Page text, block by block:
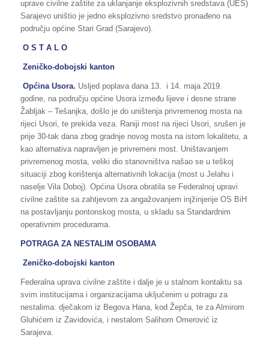
uprave civilne zaštite za uklanjanje eksplozivnih sredstava (UES)
Sarajevo uništio je jedno eksplozivno sredstvo pronađeno na
području općine Stari Grad (Sarajevo).
O S T A L O
Zeničko-dobojski kanton
Općina Usora. Usljed poplava dana 13. i 14. maja 2019.
godine, na području općine Usora između lijeve i desne strane
Žabljak – Tešanjka, došlo je do uništenja privremenog mosta na
rijeci Usori, te prekida veza. Raniji most na rijeci Usori, srušen je
prije 30-tak dana zbog gradnje novog mosta na istom lokalitetu, a
kao alternativa napravljen je privremeni most. Uništavanjem
privremenog mosta, veliki dio stanovništva našao se u teškoj
situaciji zbog korištenja alternativnih lokacija (most u Jelahu i
naselje Vila Doboj). Općina Usora obratila se Federalnoj upravi
civilne zaštite sa zahtjevom za angažovanjem injžinjerije OS BiH
na postavljanju pontonskog mosta, u skladu sa Standardnim
operativnim procedurama.
POTRAGA ZA NESTALIM OSOBAMA
Zeničko-dobojski kanton
Federalna uprava civilne zaštite i dalje je u stalnom kontaktu sa
svim institucijama i organizacijama uključenim u potragu za
nestalima: dječakom iz Begova Hana, kod Žepča, te za Almirom
Gluhićem iz Zavidovića, i nestalom Salihom Omerović iz
Sarajeva.